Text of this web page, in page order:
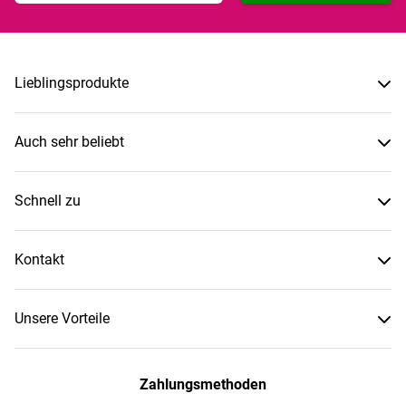
Lieblingsprodukte
Auch sehr beliebt
Schnell zu
Kontakt
Unsere Vorteile
Zahlungsmethoden